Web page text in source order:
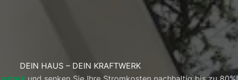
DEIN HAUS – DEIN KRAFTWERK